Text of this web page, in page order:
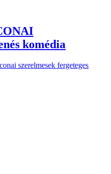
komédia
szerelmesek fergeteges